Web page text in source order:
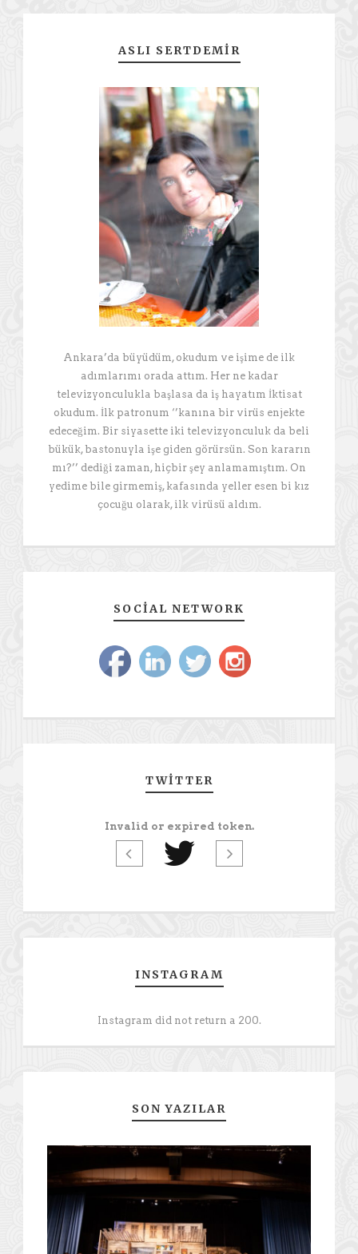
ASLI SERTDEMIR
Ankara’da büyüdüm, okudum ve işime de ilk
adımlarımı orada attım. Her ne kadar
televizyonculukla başlasa da iş hayatım İktisat
okudum. İlk patronum ‘’kanına bir virüs enjekte
edeceğim. Bir siyasette iki televizyonculuk da beli
bükük, bastonuyla işe giden görürsün. Son kararın
mı?’’ dediği zaman, hiçbir şey anlamamıştım. On
yedime bile girmemiş, kafasında yeller esen bi kız
çocuğu olarak, ilk virüsü aldım.
SOCIAL NETWORK
TWITTER
Invalid or expired token.
INSTAGRAM
Instagram did not return a 200.
SON YAZILAR